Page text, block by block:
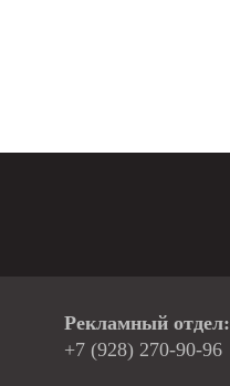
Рекламный отдел:
+7 (928) 270-90-96